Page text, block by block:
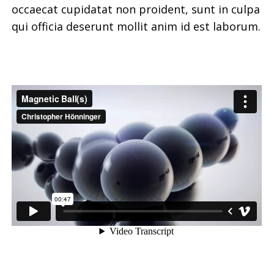
occaecat cupidatat non proident, sunt in culpa
qui officia deserunt mollit anim id est laborum.